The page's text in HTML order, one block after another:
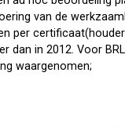
van de
per
dan in 2012. Voor
waargenomen;